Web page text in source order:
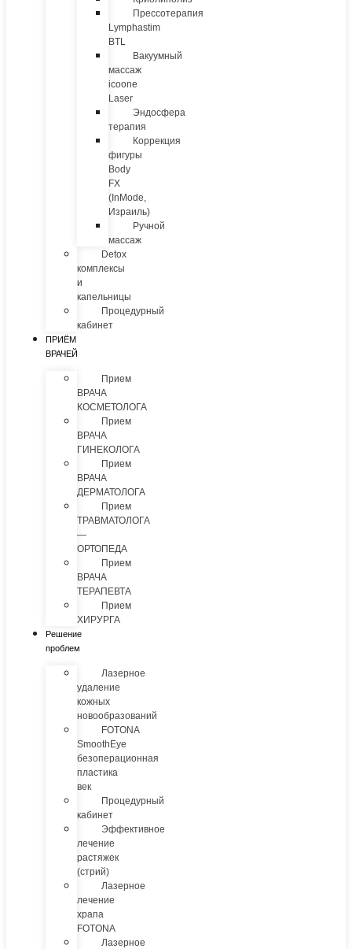
Прессотерапия
Lymphastim
BTL
Вакуумный
массаж
icoone
Laser
Эндосфера
терапия
Коррекция
фигуры
Body
FX
(InMode,
Израиль)
Ручной
массаж
Detox
комплексы
и
капельницы
Процедурный
кабинет
ПРИЁМ
ВРАЧЕЙ
Прием
ВРАЧА
КОСМЕТОЛОГА
Прием
ВРАЧА
ГИНЕКОЛОГА
Прием
ВРАЧА
ДЕРМАТОЛОГА
Прием
ТРАВМАТОЛОГА
—
ОРТОПЕДА
Прием
ВРАЧА
ТЕРАПЕВТА
Прием
ХИРУРГА
Решение
проблем
Лазерное
удаление
кожных
новообразований
FOTONA
SmoothEye
безоперационная
пластика
век
Процедурный
кабинет
Эффективное
лечение
растяжек
(стрий)
Лазерное
лечение
храпа
FOTONA
Лазерное